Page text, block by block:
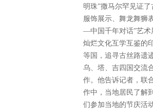
明珠”撒马尔罕见证
服饰展示、舞龙舞狮
—中国千年对话”艺术
灿烂文化互学互鉴的
等国，追寻古丝路遗
乌、塔、吉四国交
作。他告诉记者，联
作中，当地居民了解
们参加当地的节庆活